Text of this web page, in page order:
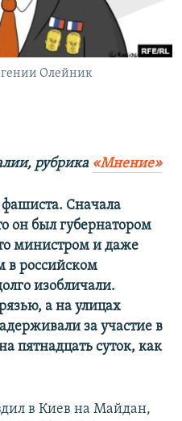
Олейник
рубрика «Мнение»
Сначала
он был губернатором
министром и даже
в российском
изобличали.
а на улицах
за участие в
пятнадцать суток, как
в Киев на Майдан,